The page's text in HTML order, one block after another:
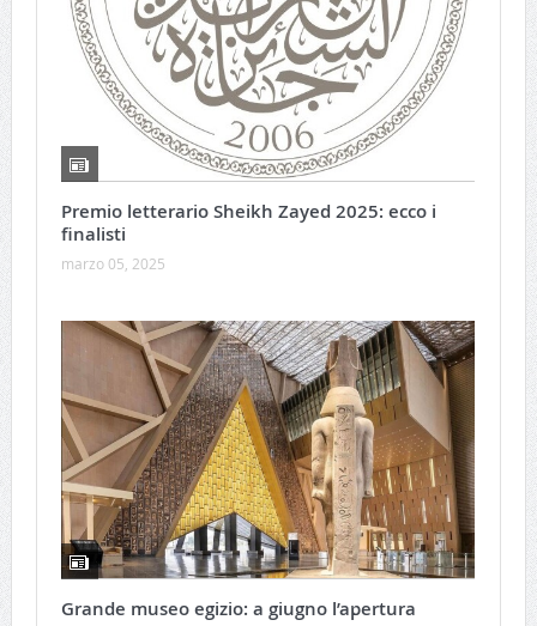
Premio letterario Sheikh Zayed 2025: ecco i
finalisti
marzo 05, 2025
Grande museo egizio: a giugno l’apertura